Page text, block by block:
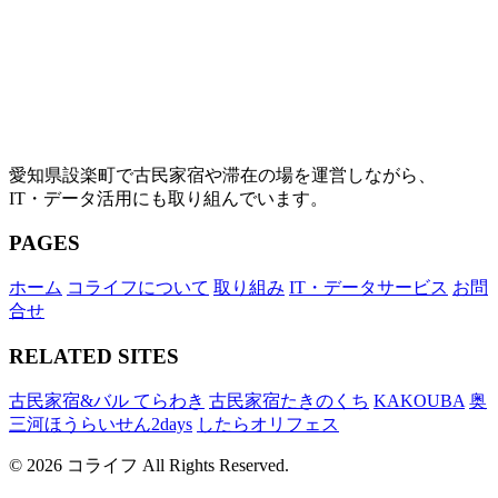
愛知県設楽町で古民家宿や滞在の場を運営しながら、
IT・データ活用にも取り組んでいます。
PAGES
ホーム コライフについて 取り組み IT・データサービス お問
合せ
RELATED SITES
古民家宿&バル てらわき 古民家宿たきのくち KAKOUBA 奥
三河ほうらいせん2days したらオリフェス
© 2026 コライフ All Rights Reserved.